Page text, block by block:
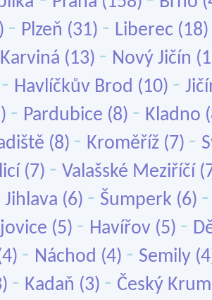
- Plzeň (31) - Liberec (18)
Karviná (13) - Nový Jičín
- Havlíčkův Brod (10) -
- Pardubice (8) - Kladno
(8) - Kroměříž (7) -
(7) - Valašské Meziříčí
Jihlava (6) - Šumperk (6)
(5) - Havířov (5) -
- Náchod (4) - Semily
- Kadaň (3) - Český